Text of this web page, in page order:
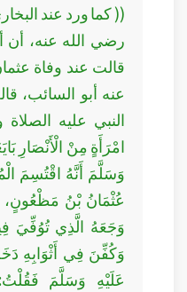
(( كما ورد عند
رضي الله عنه، أن
قالت عند وفاة
عنه أبو السائب،
النبي عليه
امْرَأَةٍ مِنْ الْأَنْصَارِ
وَسَلَّمَ أَنَّهُ اقْتُسِمَ
عُثْمَانُ بْنُ مَظْعُونٍ،
وَجَعَهُ الَّذِي تُوُفِّيَ
وَكُفِّنَ فِي أَثْوَابِهِ
عَلَيْهِ وَسَلَّمَ